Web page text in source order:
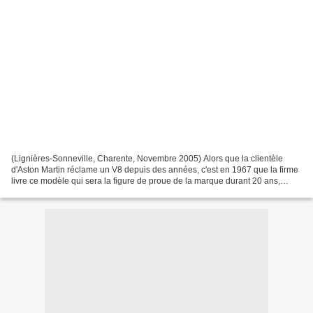
(Lignières-Sonneville, Charente, Novembre 2005) Alors que la clientèle
d'Aston Martin réclame un V8 depuis des années, c'est en 1967 que la firme
livre ce modèle qui sera la figure de proue de la marque durant 20 ans,